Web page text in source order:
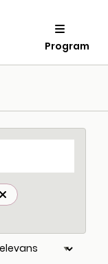
Program